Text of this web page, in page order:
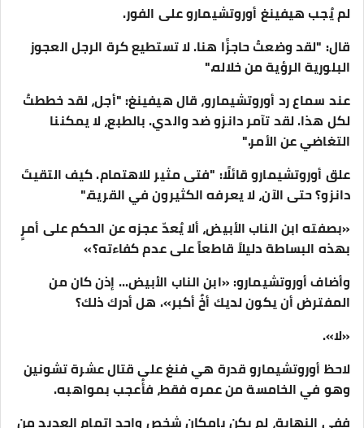
لم يُجب هيفينغ أوروتشيمارو على الفور.
قال: "لقد وضعتُ حاجزًا هنا. لا تستطيع كرة الرجل العجوز
البلورية الرؤية من خلاله."
عند سماع رد أوروتشيمارو، قال هيفينغ: "أجل، لقد خططتُ
لكل هذا. لقد تآمر دانزو ضد والدي. بالطبع، لا يمكننا
التغاضي عن الأمر."
علق أوروتشيمارو قائلًا: "فتى مثير للاهتمام. كيف التقيتَ
دانزو؟ حتى الآن، لا يعرفه الكثيرون في القرية."
«بصفته ابن الناب الأبيض، ألا يُعدّ عجزه عن الحكم على أمرٍ
بهذه البساطة دليلاً قاطعاً على عدم كفاءته؟»
وأضاف أوروتشيمارو: «ابن الناب الأبيض... إذن كان من
المفترض أن يكون لديك أخٌ أكبر». هل أدرك ذلك؟
«لا».
لاحظ أوروتشيمارو قدرة هي فنغ على قتال عشرة تشونين
وهو في الخامسة من عمره فقط، فأُعجب بمواهبه.
ففي النهاية، لم يكن بإمكان شخص واحد إتمام العديد من